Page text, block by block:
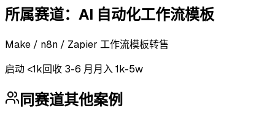
所属赛道： AI 自动化工作流模板
Make / n8n / Zapier 工作流模板转售
启动 <1k回收 3-6 月 月入 1k-5w
同赛道其他案例